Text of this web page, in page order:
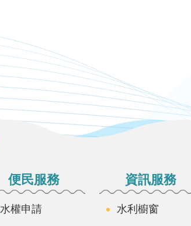
便民服務
水權申請
資訊服務
水利櫥窗